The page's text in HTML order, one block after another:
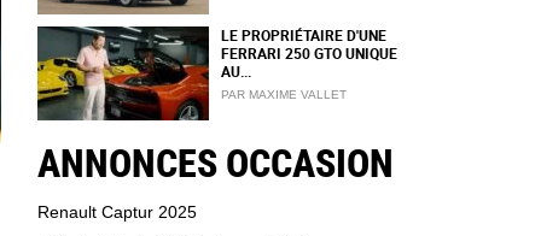
LE PROPRIÉTAIRE D'UNE
FERRARI 250 GTO UNIQUE
AU...
PAR MAXIME VALLET
ANNONCES OCCASION
Renault Captur 2025